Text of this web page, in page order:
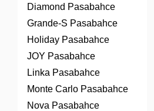
Diamond Pasabahce
Grande-S Pasabahce
Holiday Pasabahce
JOY Pasabahce
Linka Pasabahce
Monte Carlo Pasabahce
Nova Pasabahce